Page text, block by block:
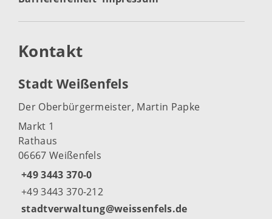
Kontakt
Stadt Weißenfels
Der Oberbürgermeister, Martin Papke
Markt 1
Rathaus
06667 Weißenfels
+49 3443 370-0
+49 3443 370-212
stadtverwaltung@weissenfels.de